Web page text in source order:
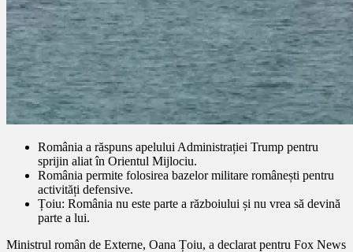
România a răspuns apelului Administrației Trump pentru
sprijin aliat în Orientul Mijlociu.
România permite folosirea bazelor militare românești pentru
activități defensive.
Țoiu: România nu este parte a războiului și nu vrea să devină
parte a lui.
Ministrul român de Externe, Oana Țoiu, a declarat pentru Fox News